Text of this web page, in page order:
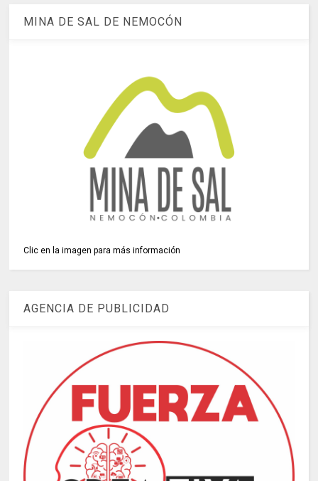
MINA DE SAL DE NEMOCÓN
Clic en la imagen para más información
AGENCIA DE PUBLICIDAD